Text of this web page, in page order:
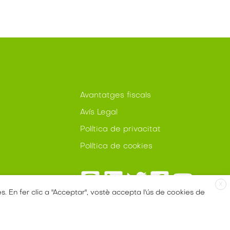
Avantatges fiscals
Avís Legal
Política de privacitat
Política de cookies
X
En fer clic a "Acceptar", vostè accepta l'ús de cookies de